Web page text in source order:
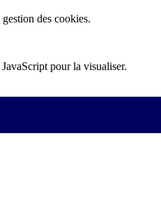
des cookies.
pour la visualiser.